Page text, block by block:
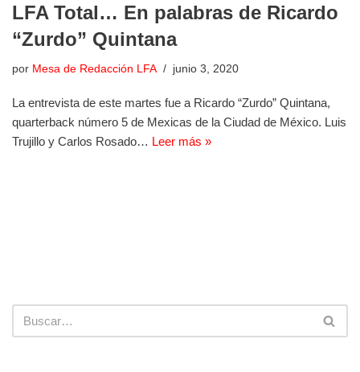
LFA Total… En palabras de Ricardo
“Zurdo” Quintana
por Mesa de Redacción LFA junio 3, 2020
La entrevista de este martes fue a Ricardo “Zurdo” Quintana,
quarterback número 5 de Mexicas de la Ciudad de México. Luis
Trujillo y Carlos Rosado… Leer más »